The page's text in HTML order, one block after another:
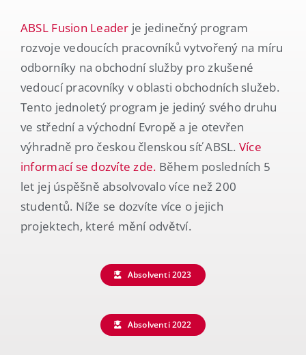
Čeština
ABSL Fusion Leader je jedinečný program
rozvoje vedoucích pracovníků vytvořený na míru
odborníky na obchodní služby pro zkušené
vedoucí pracovníky v oblasti obchodních služeb.
Tento jednoletý program je jediný svého druhu
ve střední a východní Evropě a je otevřen
výhradně pro českou členskou síť ABSL. Více
informací se dozvíte zde. Během posledních 5
let jej úspěšně absolvovalo více než 200
studentů. Níže se dozvíte více o jejich
projektech, které mění odvětví.
Absolventi 2023
Absolventi 2022